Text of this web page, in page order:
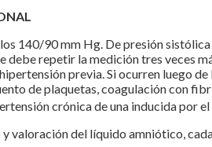
140/90 mm Hg. De presión
debe repetir la medición tres veces
previa. Si ocurren luego
de plaquetas, coagulación con
crónica de una inducida por
valoración del líquido amniótico,